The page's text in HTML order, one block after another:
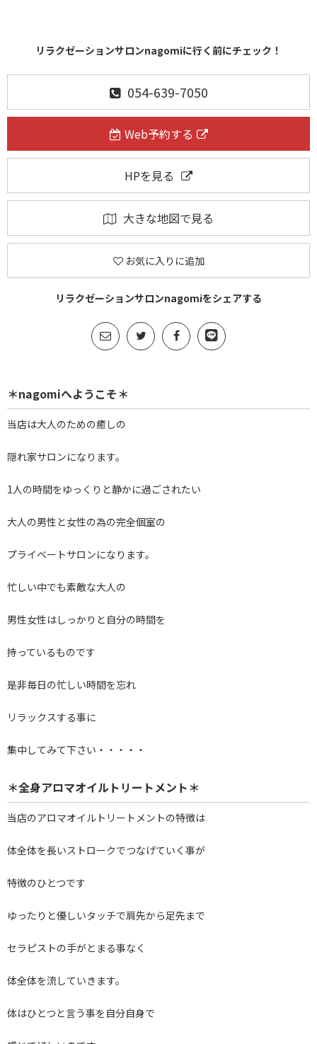
リラクゼーションサロンnagomiに行く前にチェック！
054-639-7050
Web予約する
HPを見る
大きな地図で見る
お気に入りに追加
リラクゼーションサロンnagomiをシェアする
＊nagomiへようこそ＊
当店は大人のための癒しの
隠れ家サロンになります。
1人の時間をゆっくりと静かに過ごされたい
大人の男性と女性の為の完全個室の
プライベートサロンになります。
忙しい中でも素敵な大人の
男性女性はしっかりと自分の時間を
持っているものです
是非毎日の忙しい時間を忘れ
リラックスする事に
集中してみて下さい・・・・・
＊全身アロマオイルトリートメント＊
当店のアロマオイルトリートメントの特徴は
体全体を長いストロークでつなげていく事が
特徴のひとつです
ゆったりと優しいタッチで肩先から足先まで
セラピストの手がとまる事なく
体全体を流していきます。
体はひとつと言う事を自分自身で